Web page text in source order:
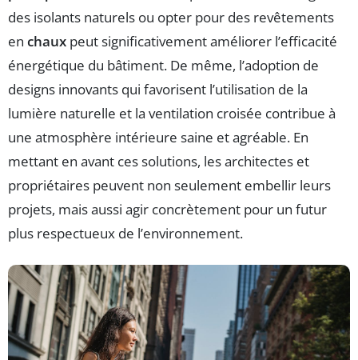
des isolants naturels ou opter pour des revêtements
en chaux peut significativement améliorer l’efficacité
énergétique du bâtiment. De même, l’adoption de
designs innovants qui favorisent l’utilisation de la
lumière naturelle et la ventilation croisée contribue à
une atmosphère intérieure saine et agréable. En
mettant en avant ces solutions, les architectes et
propriétaires peuvent non seulement embellir leurs
projets, mais aussi agir concrètement pour un futur
plus respectueux de l’environnement.